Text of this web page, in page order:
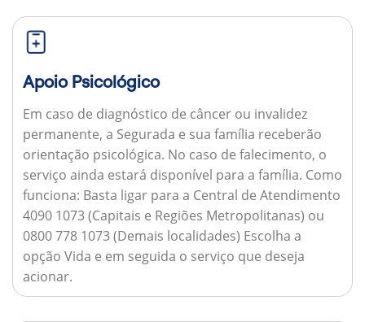
Apoio Psicológico
Em caso de diagnóstico de câncer ou invalidez
permanente, a Segurada e sua família receberão
orientação psicológica. No caso de falecimento, o
serviço ainda estará disponível para a família. Como
funciona: Basta ligar para a Central de Atendimento
4090 1073 (Capitais e Regiões Metropolitanas) ou
0800 778 1073 (Demais localidades) Escolha a
opção Vida e em seguida o serviço que deseja
acionar.